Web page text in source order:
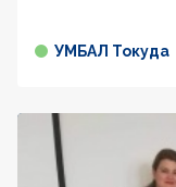
УМБАЛ Токуда